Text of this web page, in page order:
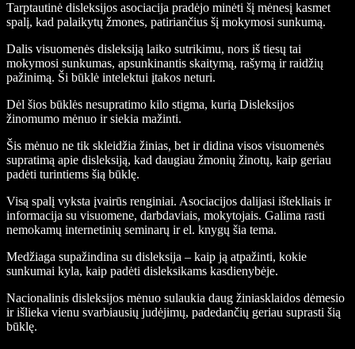
Tarptautinė disleksijos asociacija pradėjo minėti šį mėnesį kasmet
spalį, kad palaikytų žmones, patiriančius šį mokymosi sunkumą.
Dalis visuomenės disleksiją laiko sutrikimu, nors iš tiesų tai
mokymosi sunkumas, apsunkinantis skaitymą, rašymą ir raidžių
pažinimą. Ši būklė intelektui įtakos neturi.
Dėl šios būklės nesupratimo kilo stigma, kurią Disleksijos
žinomumo mėnuo ir siekia mažinti.
Šis mėnuo ne tik skleidžia žinias, bet ir didina visos visuomenės
supratimą apie disleksiją, kad daugiau žmonių žinotų, kaip geriau
padėti turintiems šią būklę.
Visą spalį vyksta įvairūs renginiai. Asociacijos dalijasi ištekliais ir
informacija su visuomene, darbdaviais, mokytojais. Galima rasti
nemokamų internetinių seminarų ir el. knygų šia tema.
Medžiaga supažindina su disleksija – kaip ją atpažinti, kokie
sunkumai kyla, kaip padėti disleksikams kasdienybėje.
Nacionalinis disleksijos mėnuo sulaukia daug žiniasklaidos dėmesio
ir išlieka vienu svarbiausių judėjimų, padedančių geriau suprasti šią
būklę.